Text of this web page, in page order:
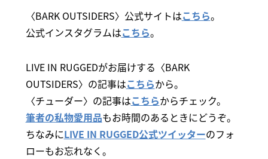
〈BARK OUTSIDERS〉公式サイトはこちら。
公式インスタグラムはこちら。
LIVE IN RUGGEDがお届けする〈BARK
OUTSIDERS〉の記事はこちらから。
〈チューダー〉の記事はこちらからチェック。
筆者の私物愛用品もお時間のあるときにどうぞ。
ちなみにLIVE IN RUGGED公式ツイッターのフォ
ローもお忘れなく。